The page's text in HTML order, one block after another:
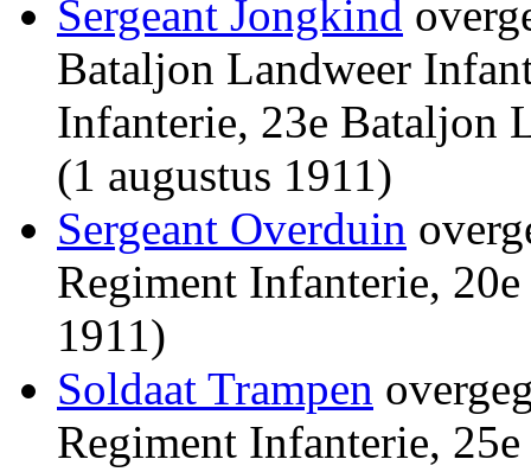
Sergeant Jongkind
Bataljon Landweer
Infanterie, 23e Bataljon
(1 augustus 1911)
Sergeant Overduin
Regiment Infanterie,
1911)
Soldaat Trampen
Regiment Infanterie,